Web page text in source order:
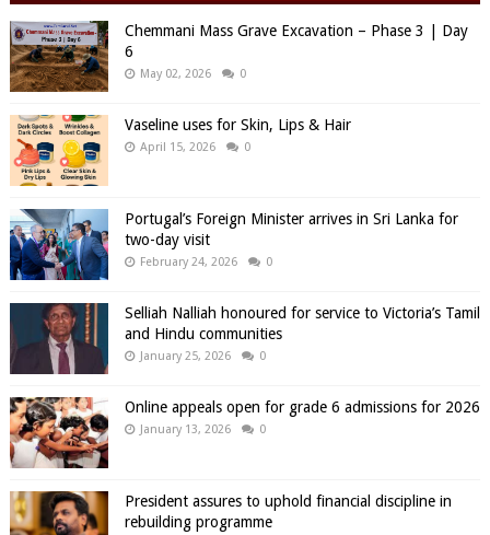
Chemmani Mass Grave Excavation – Phase 3 | Day
6
May 02, 2026 0
Vaseline uses for Skin, Lips & Hair
April 15, 2026 0
Portugal’s Foreign Minister arrives in Sri Lanka for
two-day visit
February 24, 2026 0
Selliah Nalliah honoured for service to Victoria’s Tamil
and Hindu communities
January 25, 2026 0
Online appeals open for grade 6 admissions for 2026
January 13, 2026 0
President assures to uphold financial discipline in
rebuilding programme